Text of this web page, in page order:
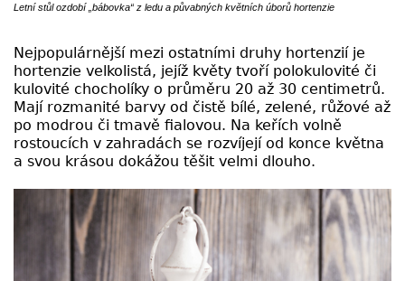
Letní stůl ozdobí „bábovka“ z ledu a půvabných květních úborů hortenzie
Nejpopulárnější mezi ostatními druhy hortenzií je
hortenzie velkolistá, jejíž květy tvoří polokulovité či
kulovité chocholíky o průměru 20 až 30 centimetrů.
Mají rozmanité barvy od čistě bílé, zelené, růžové až
po modrou či tmavě fialovou. Na keřích volně
rostoucích v zahradách se rozvíjejí od konce května
a svou krásou dokážou těšit velmi dlouho.